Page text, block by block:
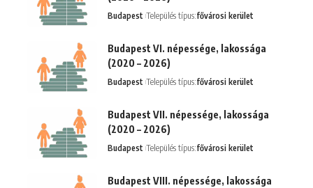
Budapest Település típus:fővárosi kerület
Budapest VI. népessége, lakossága
(2020 – 2026)
Budapest Település típus:fővárosi kerület
Budapest VII. népessége, lakossága
(2020 – 2026)
Budapest Település típus:fővárosi kerület
Budapest VIII. népessége, lakossága